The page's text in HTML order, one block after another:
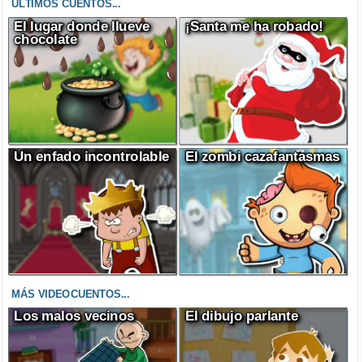
ÚLTIMOS CUENTOS...
El lugar donde llueve
chocolate
¡Santa me ha robado!
Un enfado incontrolable El zombi cazafantasmas
MÁS VIDEOCUENTOS...
Los malos vecinos El dibujo parlante